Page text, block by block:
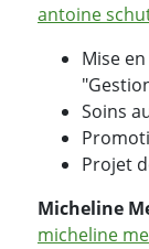
antoine
Mise
Soins
Projet
Micheline
micheline